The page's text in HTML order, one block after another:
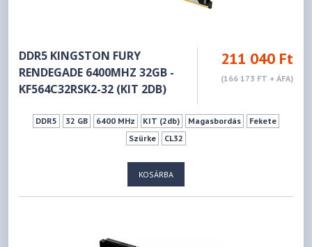
DDR5 KINGSTON FURY
RENDEGADE 6400MHZ 32GB -
KF564C32RSK2-32 (KIT 2DB)
211 040 Ft
(166 173 FT + ÁFA)
DDR5 32 GB 6400 MHz KIT (2db) Magasbordás
Fekete
Szürke
CL32
KOSÁRBA